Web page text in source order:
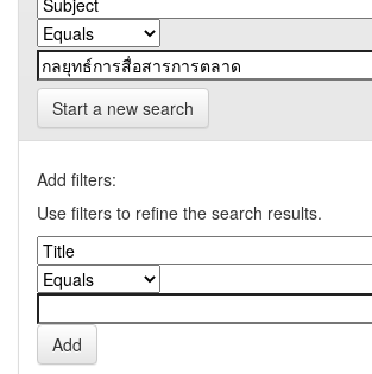
Start a new search
Add filters:
Use filters to refine the search results.